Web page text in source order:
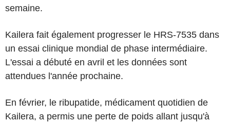
semaine.
Kailera fait également progresser le HRS-7535 dans
un essai clinique mondial de phase intermédiaire.
L'essai a débuté en avril et les données sont
attendues l'année prochaine.
En février, le ribupatide, médicament quotidien de
Kailera, a permis une perte de poids allant jusqu'à